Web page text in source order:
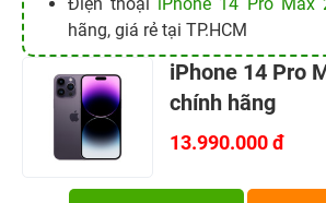
Điện thoại iPhone 14 Pro Max
hãng, giá rẻ tại TP.HCM
iPhone 14 Pro
chính hãng
13.990.000 đ